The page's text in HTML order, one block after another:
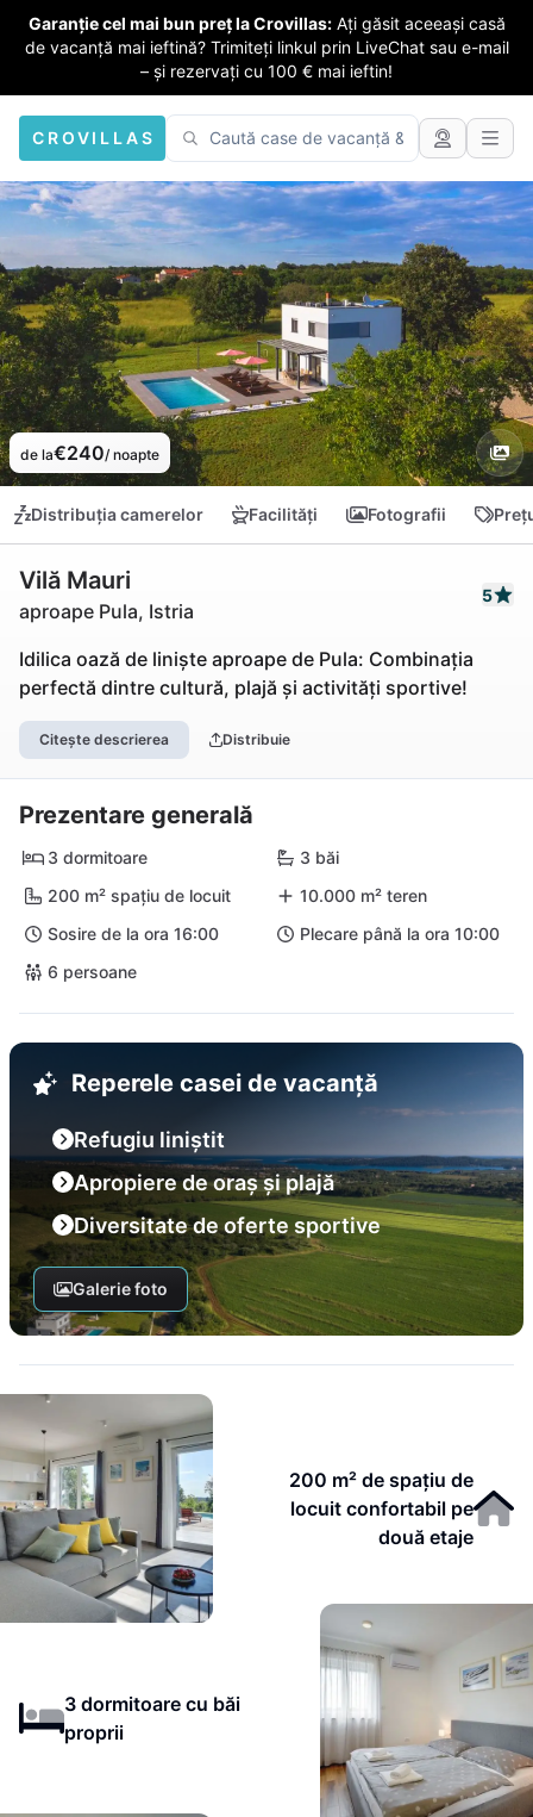
Garanție cel mai bun preț la Crovillas: Ați găsit aceeași casă
de vacanță mai ieftină? Trimiteți linkul prin LiveChat sau e-mail
– și rezervați cu 100 € mai ieftin!
CROVILLAS
de la€240/ noapte
Distribuția camerelor Facilități Fotografii
Vilă Mauri
aproape Pula, Istria
5
Idilica oază de liniște aproape de Pula: Combinația
perfectă dintre cultură, plajă și activități sportive!
Citește descrierea Distribuie
Prezentare generală
3 dormitoare
3 băi
200 m² spațiu de locuit
10.000 m² teren
Sosire de la ora 16:00
Plecare până la ora 10:00
6 persoane
Reperele casei de vacanță
Refugiu liniștit
Apropiere de oraș și plajă
Diversitate de oferte sportive
Galerie foto
200 m² de spațiu de
locuit confortabil pe
două etaje
3 dormitoare cu băi
proprii